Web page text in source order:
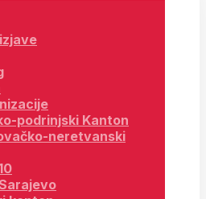
podrinjski Kanton
neretvanski